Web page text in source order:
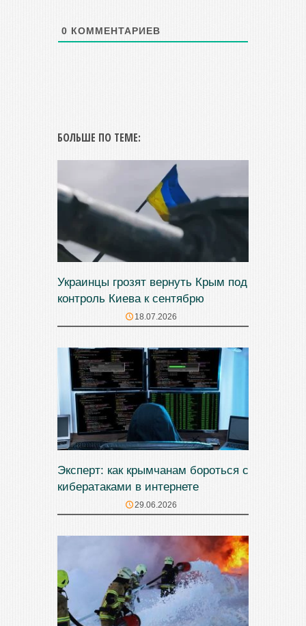
0 КОММЕНТАРИЕВ
БОЛЬШЕ ПО ТЕМЕ:
Украинцы грозят вернуть Крым под
контроль Киева к сентябрю
18.07.2026
Эксперт: как крымчанам бороться с
кибератаками в интернете
29.06.2026